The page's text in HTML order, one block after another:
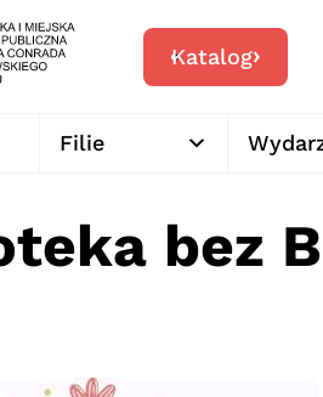
Katalog
Filie
bez